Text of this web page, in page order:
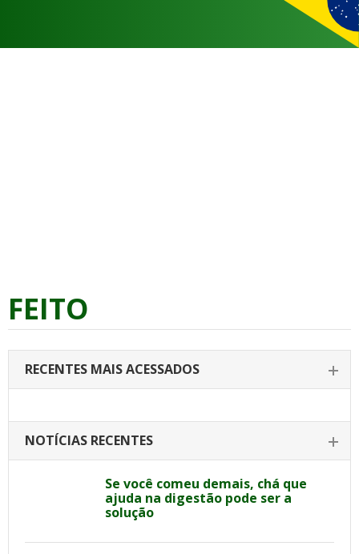
FEITO
RECENTES MAIS ACESSADOS
NOTÍCIAS RECENTES
Se você comeu demais, chá que
ajuda na digestão pode ser a
solução